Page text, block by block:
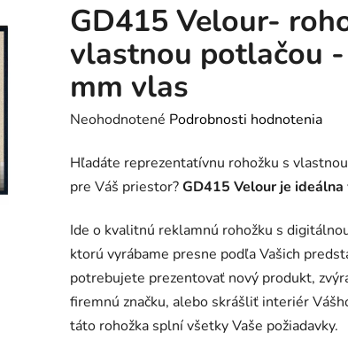
GD415 Velour-
vlastnou potlačou
mm vlas
Priemerné
produktu
je
z
5
hviezdičiek.
Neohodnotené Podrobnosti hodnotenia
Hľadáte reprezentatívnu rohožku s
pre Váš priestor?GD415 Velour je ideálna
Ide o kvalitnú reklamnú rohožku s
ktorú vyrábame presne podľa Vašich
potrebujete prezentovať nový produkt,
firemnú značku, alebo skrášliť interiér
táto rohožka splní všetky Vaše požiadavky.